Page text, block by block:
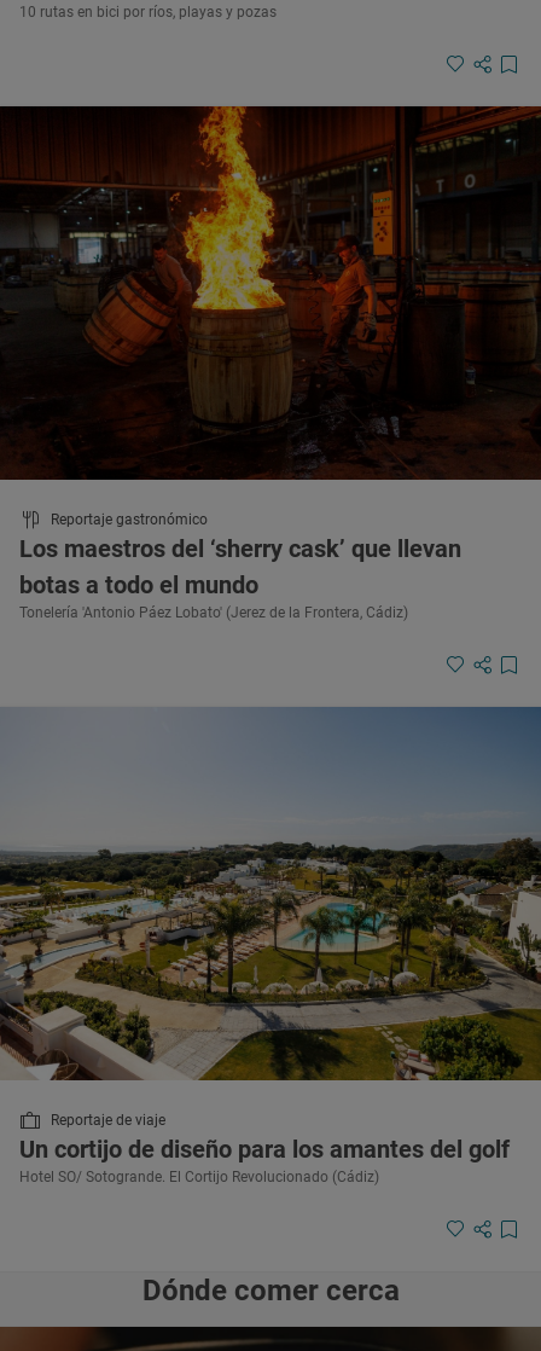
10 rutas en bici por ríos, playas y pozas
Reportaje gastronómico
Los maestros del ‘sherry cask’ que llevan
botas a todo el mundo
Tonelería 'Antonio Páez Lobato' (Jerez de la Frontera, Cádiz)
Reportaje de viaje
Un cortijo de diseño para los amantes del golf
Hotel SO/ Sotogrande. El Cortijo Revolucionado (Cádiz)
Dónde comer cerca